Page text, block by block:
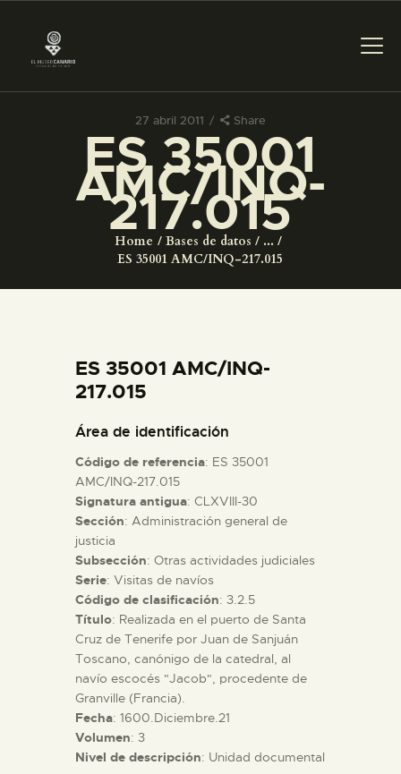
27 abril 2011 Share
ES 35001
AMC/INQ-
217.015
Home Bases de datos
...
ES 35001 AMC/INQ-217.015
PREPARAR LA VISITA
ACTIVIDADES
COLECCIONES
ESPAÑOL
PREPARAR LA VISITA
ACTIVIDADES
█
EL MUSEO
COLECCIONES
ES 35001 AMC/INQ-
217.015
Área de identificación
Código de referencia: ES 35001
AMC/INQ-217.015
Signatura antigua: CLXVIII-30
Sección: Administración general de
justicia
Subsección: Otras actividades judiciales
Serie: Visitas de navíos
Código de clasificación: 3.2.5
Título: Realizada en el puerto de Santa
Cruz de Tenerife por Juan de Sanjuán
Toscano, canónigo de la catedral, al
navío escocés "Jacob", procedente de
Granville (Francia).
Fecha: 1600.Diciembre.21
Volumen: 3
Nivel de descripción: Unidad documental